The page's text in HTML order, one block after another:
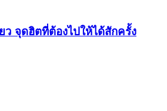
ว จุดฮิตที่ต้องไปให้ได้สักครั้ง